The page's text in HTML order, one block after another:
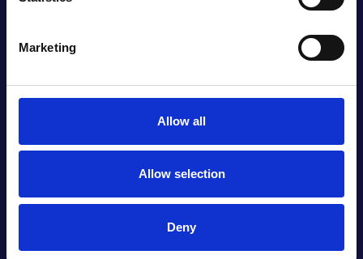
Marketing
Allow all
Allow selection
Deny